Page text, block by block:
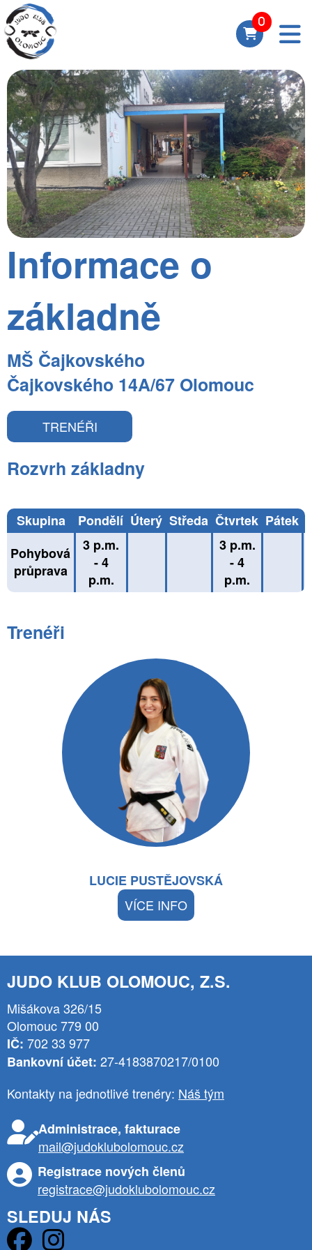
Informace o
základně
MŠ Čajkovského
Čajkovského 14A/67 Olomouc
TRENÉŘI
Rozvrh základny
Skupina Pondělí Úterý Středa Čtvrtek Pátek
Pohybová
průprava
3 p.m.
- 4
p.m.
3 p.m.
- 4
p.m.
Trenéři
LUCIE PUSTĚJOVSKÁ
VÍCE INFO
JUDO KLUB OLOMOUC, Z.S.
Mišákova 326/15
Olomouc 779 00
IČ: 702 33 977
Bankovní účet: 27-4183870217/0100
Kontakty na jednotlivé trenéry: Náš tým
Administrace, fakturace
mail@judoklubolomouc.cz
Registrace nových členů
registrace@judoklubolomouc.cz
SLEDUJ NÁS